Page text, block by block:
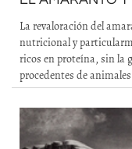
La revaloración del
nutricional y
ricos en proteína, sin la
procedentes de